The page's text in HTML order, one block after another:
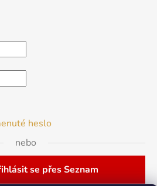
heslo
nebo
se přes Seznam